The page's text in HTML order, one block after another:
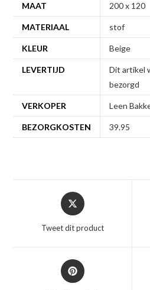
MAAT 200 x 120
MATERIAAL stof
KLEUR Beige
LEVERTIJD
Dit artikel
bezorgd
VERKOPER Leen
BEZORGKOSTEN 39.95
Opent
in
nieuw
Tweet dit product
Opent
in